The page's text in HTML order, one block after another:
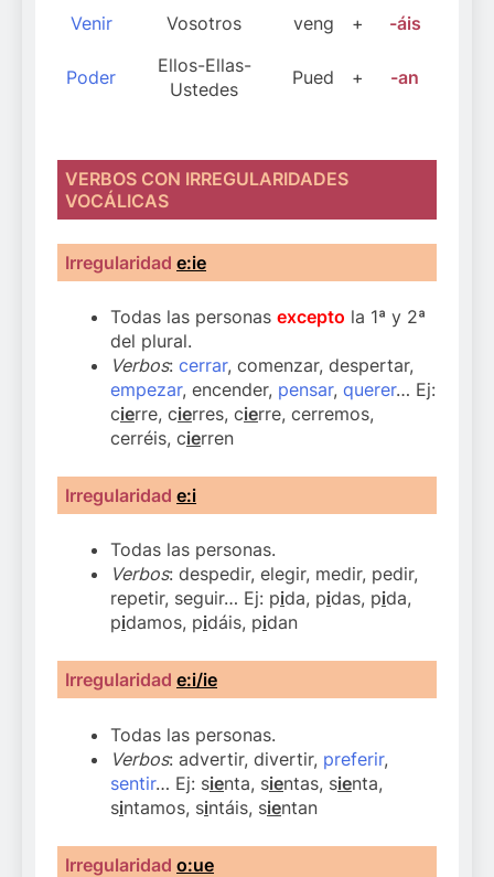
Venir Vosotros veng + -áis
Poder
Ellos-Ellas-
Ustedes
Pued + -an
VERBOS CON IRREGULARIDADES
VOCÁLICAS
Irregularidade:ie
Todas las personas excepto la 1ª y 2ª
del plural.
Verbos: cerrar, comenzar, despertar,
empezar, encender, pensar, querer… Ej:
cierre, cierres, cierre, cerremos,
cerréis, cierren
Irregularidad e:i
Todas las personas.
Verbos: despedir, elegir, medir, pedir,
repetir, seguir… Ej: pida, pidas, pida,
pidamos, pidáis, pidan
Irregularidade:i/ie
Todas las personas.
Verbos: advertir, divertir, preferir,
sentir… Ej: sienta, sientas, sienta,
sintamos, sintáis, sientan
Irregularidado:ue